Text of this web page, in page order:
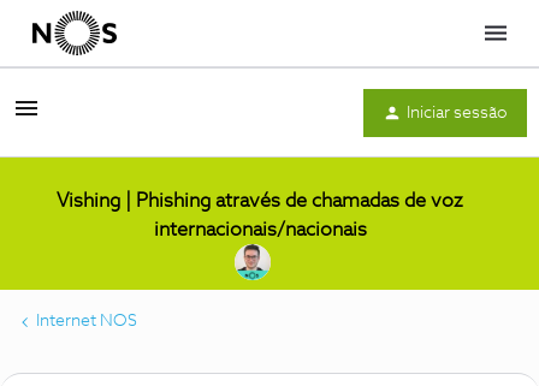
Menu
Iniciar sessão
Vishing | Phishing através de chamadas de voz
internacionais/nacionais
Internet NOS